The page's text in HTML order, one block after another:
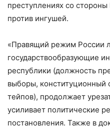
преступлениях со
против ингушей.
«Правящий режим России
государствообразующие
республики (должность
выборы, конституционный
тейпов), продолжает
усиливает политические
постановления. Также в